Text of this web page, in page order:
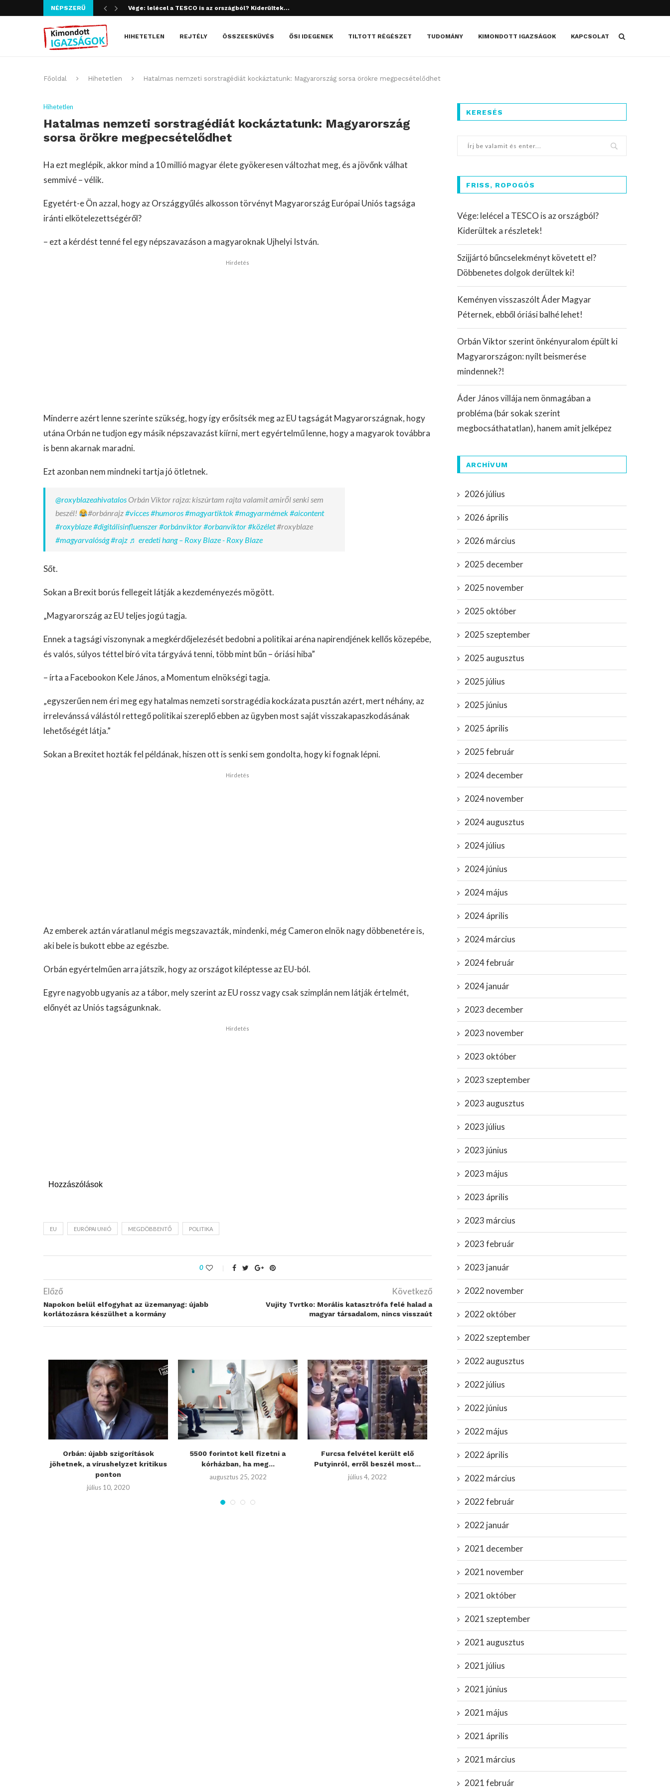
NÉPSZERŰ Szijjártó bűncselekményt követett el? Döbbenetes dolgok derültek ki!
HIHETETLEN REJTÉLY ÖSSZEESKÜVÉS ŐSI IDEGENEK TILTOTT RÉGÉSZET TUDOMÁNY KIMONDOTT IGAZSÁGOK KAPCSOLAT
Főoldal Hihetetlen Hatalmas nemzeti sorstragédiát kockáztatunk: Magyarország sorsa örökre megpecsételődhet
Hihetetlen
Hatalmas nemzeti sorstragédiát kockáztatunk: Magyarország
sorsa örökre megpecsételődhet
Ha ezt meglépik, akkor mind a 10 millió magyar élete gyökeresen változhat meg, és a jövőnk válhat
semmivé – vélik.
Egyetért-e Ön azzal, hogy az Országgyűlés alkosson törvényt Magyarország Európai Uniós tagsága
iránti elkötelezettségéről?
– ezt a kérdést tenné fel egy népszavazáson a magyaroknak Ujhelyi István.
Hirdetés
Minderre azért lenne szerinte szükség, hogy így erősítsék meg az EU tagságát Magyarországnak, hogy
utána Orbán ne tudjon egy másik népszavazást kiírni, mert egyértelmű lenne, hogy a magyarok továbbra
is benn akarnak maradni.
Ezt azonban nem mindneki tartja jó ötletnek.
@roxyblazeahivatalos Orbán Viktor rajza: kiszúrtam rajta valamit amiről senki sem
beszél!
#orbánrajz#vicces#humoros#magyartiktok#magyarmémek#aicontent
#roxyblaze#digitálisinfluenszer#orbánviktor#orbanviktor#közélet#roxyblaze
#magyarvalóság#rajz ♬ eredeti hang – Roxy Blaze - Roxy Blaze
Sőt.
Sokan a Brexit borús fellegeit látják a kezdeményezés mögött.
„Magyarország az EU teljes jogú tagja.
Ennek a tagsági viszonynak a megkérdőjelezését bedobni a politikai aréna napirendjének kellős közepébe,
és valós, súlyos téttel bíró vita tárgyává tenni, több mint bűn – óriási hiba”
– írta a Facebookon Kele János, a Momentum elnökségi tagja.
„egyszerűen nem éri meg egy hatalmas nemzeti sorstragédia kockázata pusztán azért, mert néhány, az
irrelevánssá válástól rettegő politikai szereplő ebben az ügyben most saját visszakapaszkodásának
lehetőségét látja.”
Sokan a Brexitet hozták fel példának, hiszen ott is senki sem gondolta, hogy ki fognak lépni.
Hirdetés
Az emberek aztán váratlanul mégis megszavazták, mindenki, még Cameron elnök nagy döbbenetére is,
aki bele is bukott ebbe az egészbe.
Orbán egyértelműen arra játszik, hogy az országot kiléptesse az EU-ból.
Egyre nagyobb ugyanis az a tábor, mely szerint az EU rossz vagy csak szimplán nem látják értelmét,
előnyét az Uniós tagságunknak.
Hirdetés
Hozzászólások
EU EURÓPAI UNIÓ MEGDÖBBENTŐ POLITIKA
0
Előző
Napokon belül elfogyhat az üzemanyag: újabb
korlátozásra készülhet a kormány
Következő
Vujity Tvrtko: Morális katasztrófa felé halad a
magyar társadalom, nincs visszaút
Orbán: újabb szigorítások
jöhetnek, a vírushelyzet kritikus
ponton
július 10, 2020
5500 forintot kell fizetni a
kórházban, ha meg...
augusztus 25, 2022
Furcsa felvétel került elő
Putyinról, erről beszél most...
július 4, 2022
FONTOS: változást jelentett be a
karanténszabályokkal...
KERESÉS
FRISS, ROPOGÓS
Vége: lelécel a TESCO is az országból?
Kiderültek a részletek!
Szijjártó bűncselekményt követett el?
Döbbenetes dolgok derültek ki!
Keményen visszaszólt Áder Magyar
Péternek, ebből óriási balhé lehet!
Orbán Viktor szerint önkényuralom épült ki
Magyarországon: nyílt beismerése
mindennek?!
Áder János villája nem önmagában a
probléma (bár sokak szerint
megbocsáthatatlan), hanem amit jelképez
ARCHÍVUM
2026 július
2026 április
2026 március
2025 december
2025 november
2025 október
2025 szeptember
2025 augusztus
2025 július
2025 június
2025 április
2025 február
2024 december
2024 november
2024 augusztus
2024 július
2024 június
2024 május
2024 április
2024 március
2024 február
2024 január
2023 december
2023 november
2023 október
2023 szeptember
2023 augusztus
2023 július
2023 június
2023 május
2023 április
2023 március
2023 február
2023 január
2022 november
2022 október
2022 szeptember
2022 augusztus
2022 július
2022 június
2022 május
2022 április
2022 március
2022 február
2022 január
2021 december
2021 november
2021 október
2021 szeptember
2021 augusztus
2021 július
2021 június
2021 május
2021 április
2021 március
2021 február